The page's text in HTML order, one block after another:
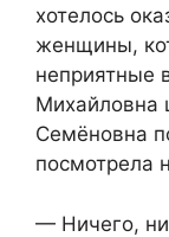
хотелось
женщины,
неприятные
Михайловна
Семёновна
посмотрела
— Ничего,